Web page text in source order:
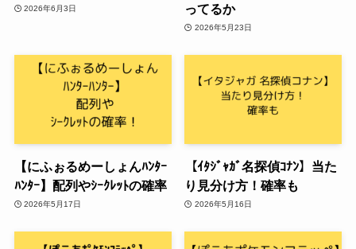
2026年6月3日
ってるか
2026年5月23日
【にふぉるめーしょんﾊﾝﾀｰ
ﾊﾝﾀｰ】配列やｼｰｸﾚｯﾄの確率
2026年5月17日
【ｲﾀｼﾞｬｶﾞ名探偵ｺﾅﾝ】当た
り見分け方！確率も
2026年5月16日